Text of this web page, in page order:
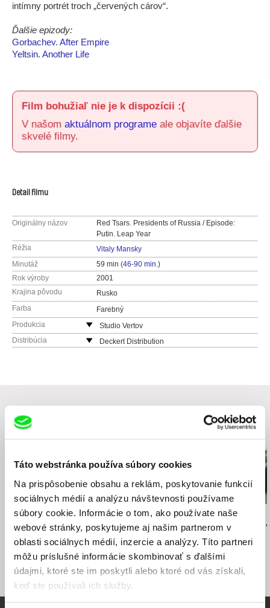
Táto webstránka používa súbory cookies
Na prispôsobenie obsahu a reklám, poskytovanie funkcií
sociálnych médií a analýzu návštevnosti používame
súbory cookie. Informácie o tom, ako používate naše
webové stránky, poskytujeme aj našim partnerom v
oblasti sociálnych médií, inzercie a analýzy. Títo partneri
môžu príslušné informácie skombinovať s ďalšími
údajmi, ktoré ste im poskytli alebo ktoré od vás získali,
keď ste používali ich služby.
intímny portrét troch „červených cárov“.
Ďalšie epizody:
Gorbachev. After Empire
Yeltsin. Another Life
Film bohužiaľ nie je k dispozícii :(
V našom aktuálnom programe ale objavíte ďalšie
skvelé filmy.
Detail filmu
Originálny názov
Red Tsars. Presidents of Russia / Episode:
Putin. Leap Year
Réžia
Vitaly Mansky
Minutáž
59 min (46-90 min.)
Rok výroby
2001
Krajina pôvodu
Rusko
Farba
Farebný
Produkcia
Studio Vertov
Derbenevskaya 14/3
Distribúcia
Deckert Distribution
info@deckert-distribution.com
Mária Brnušáková
Expremiéri: Milan Číč
Lena Kušnieriková
Expremiéri: Mikuláš
Dzurinda
Jana Durajová
Expremiéri: